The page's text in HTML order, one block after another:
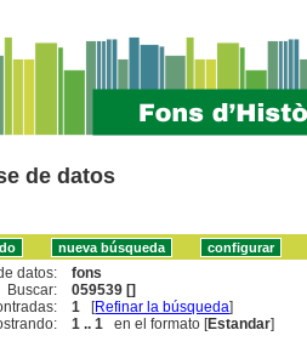
de datos
datos:
fons
Buscar:
059539 []
1 [Refinar la búsqueda]
1 .. 1 en el formato [Estandar]